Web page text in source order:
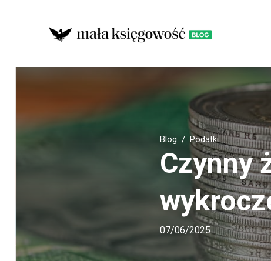
Blog Podatki
Czynny
07/06/2025